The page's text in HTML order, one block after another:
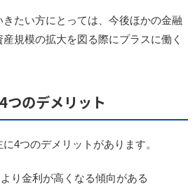
たい方にとっては、今後ほかの金融
規模の拡大を図る際にプラスに働く
つのデメリット
4つのデメリットがあります。
り金利が高くなる傾向がある